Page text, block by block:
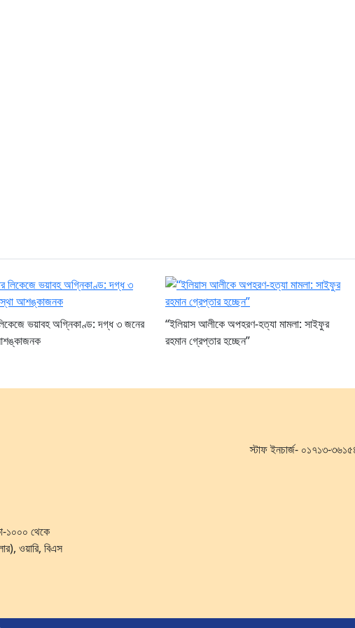
লিকেজে ভয়াবহ অগ্নিকাণ্ড: দগ্ধ ৩ জনের
“ইলিয়াস আলীকে অপহরণ-হত্যা মামলা: সাইফুর
রহমান গ্রেপ্তার হচ্ছেন”
১০০০ থেকে
ওয়ারি, বিএস
স্টাফ ইনচার্জ- ০১৭১৩-